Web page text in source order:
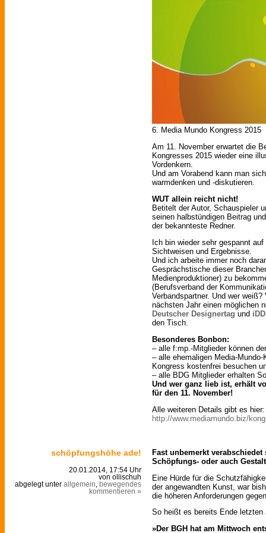
6. Media Mundo Kongress 2015
Am 11. November erwartet die
Kongresses 2015 wieder eine
Vordenkern.
Und am Vorabend kann man
warmdenken und -diskutieren.
WUT allein reicht nicht!
Betitelt der Autor, Schauspieler
seinen halbstündigen Beitrag
der bekannteste Redner.
Ich bin wieder sehr gespannt
Sichtweisen und Ergebnisse.
Und ich arbeite immer noch
Gesprächstische dieser
Medienproduktioner) zu
(Berufsverband der
Verbandspartner. Und wer
nächsten Jahr einen möglichen
Deutscher Designertag und iDD
den Tisch.
Besonderes Bonbon:
– alle f:mp.-Mitglieder können
– alle ehemaligen Media-
Kongress kostenfrei besuchen
– alle BDG Mitglieder erhalten
Und wer ganz lieb ist, erhält
für den 11. November!
Alle weiteren Details gibt es hier:
http://www.mediamundo.biz/
schöpfungshöhe ade!
20.01.2014, 17:54 Uhr
von ollischuh
abgelegt unter allgemein
bewegendes
kommentieren »
Fast unbemerkt
Schöpfungs- oder auch
Eine Hürde für die
der angewandten Kunst, war
die höheren Anforderungen
So heißt es bereits Ende letzten
»Der BGH hat am Mittwoch